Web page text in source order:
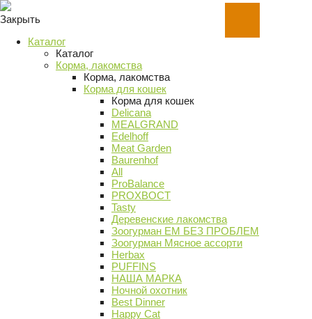
Закрыть
Каталог
Каталог
Корма, лакомства
Корма, лакомства
Корма для кошек
Корма для кошек
Delicana
MEALGRAND
Edelhoff
Meat Garden
Baurenhof
All
ProBalance
PROХВОСТ
Tasty
Деревенские лакомства
Зоогурман ЕМ БЕЗ ПРОБЛЕМ
Зоогурман Мясное ассорти
Herbax
PUFFINS
НАША МАРКА
Ночной охотник
Best Dinner
Happy Cat